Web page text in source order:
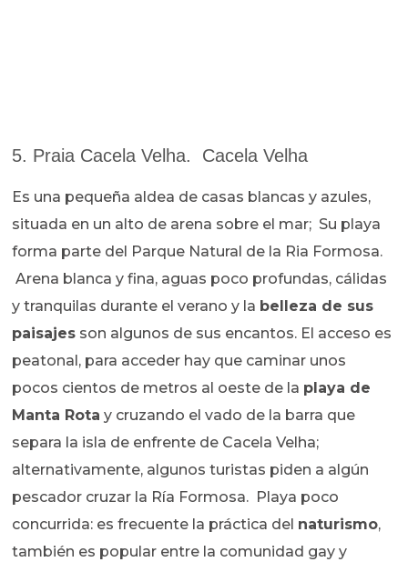
5. Praia Cacela Velha. Cacela Velha
Es una pequeña aldea de casas blancas y azules,
situada en un alto de arena sobre el mar; Su playa
forma parte del Parque Natural de la Ria Formosa.
Arena blanca y fina, aguas poco profundas, cálidas
y tranquilas durante el verano y la belleza de sus
paisajes son algunos de sus encantos. El acceso es
peatonal, para acceder hay que caminar unos
pocos cientos de metros al oeste de la playa de
Manta Rota y cruzando el vado de la barra que
separa la isla de enfrente de Cacela Velha;
alternativamente, algunos turistas piden a algún
pescador cruzar la Ría Formosa. Playa poco
concurrida: es frecuente la práctica del naturismo,
también es popular entre la comunidad gay y